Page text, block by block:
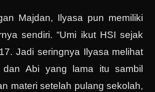
Majdan, Ilyasa pun memiliki
sendiri. “Umi ikut HSI sejak
Jadi seringnya Ilyasa melihat
Abi yang lama itu sambil
materi setelah pulang sekolah,